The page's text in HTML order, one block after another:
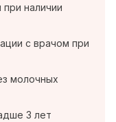
наличии
с врачом при
молочных
3 лет